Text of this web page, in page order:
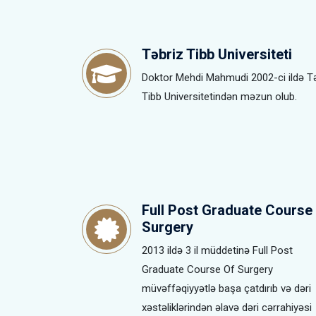
Təbriz Tibb Universiteti
Doktor Mehdi Mahmudi 2002-ci ildə
Tibb Universitetindən məzun olub.
Full Post Graduate Course
Surgery
2013 ildə 3 il müddetinə Full Post
Graduate Course Of Surgery
müvəffəqiyyətlə başa çatdırıb və dəri
xəstəliklərindən əlavə dəri cərrahiyəsi